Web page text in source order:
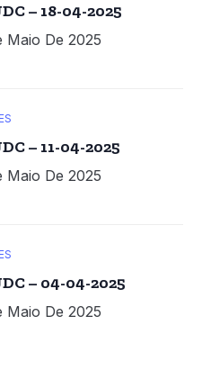
– 18-04-2025
Maio De 2025
– 11-04-2025
Maio De 2025
– 04-04-2025
Maio De 2025